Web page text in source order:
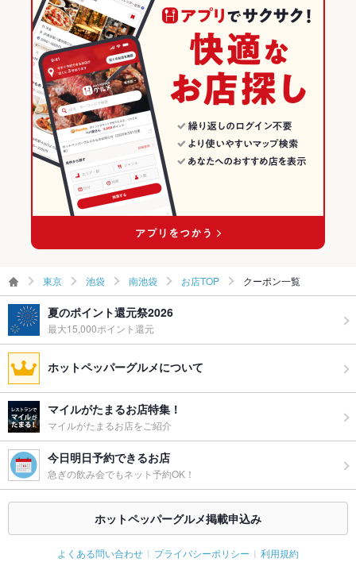
東京 × 焼肉
池袋のグルメランキング
池袋の焼肉・ホルモンランキング
南池袋のグルメランキング
東京 池袋 南池袋 お店TOP クーポン一覧
夏のポイント還元祭2026
最大15,000ポイント還元
ホットペッパーグルメについて
マイルがたまるお店特集！
マイルがたまるお店をご紹介
今日明日予約できるお店
急ぎの飲み会でもネット予約OK！
ホットペッパーグルメ掲載申込み
よくある問い合わせ プライバシーポリシー 利用規約